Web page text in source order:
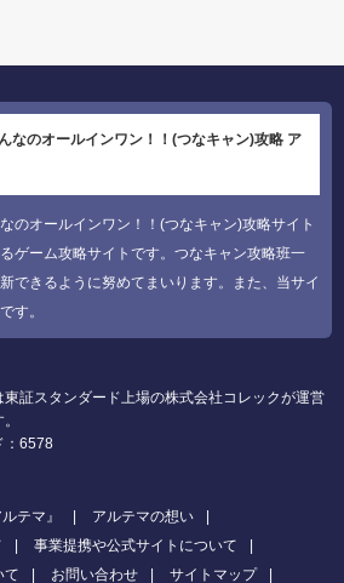
なのオールインワン！！(つなキャン)攻略 ア
のオールインワン！！(つなキャン)攻略サイト
ゲーム攻略サイトです。つなキャン攻略班一
できるように努めてまいります。また、当サイ
す。
東証スタンダード上場の株式会社コレックが運営
：6578
テマ』
アルテマの想い
事業提携や公式サイトについて
て お問い合わせ サイトマップ